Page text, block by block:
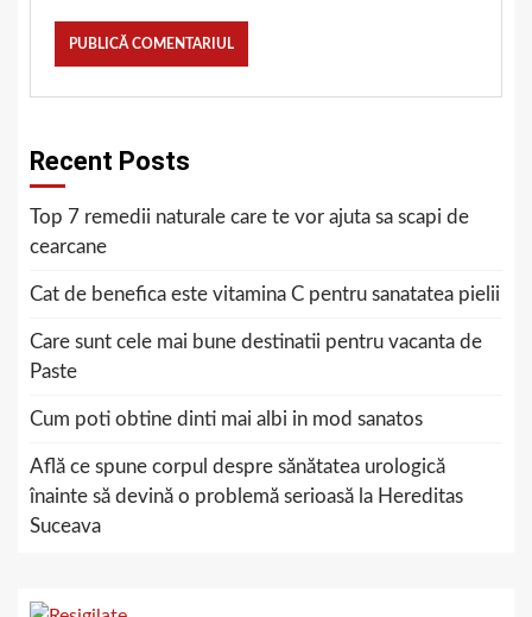
Recent Posts
Top 7 remedii naturale care te vor ajuta sa scapi de
cearcane
Cat de benefica este vitamina C pentru sanatatea pielii
Care sunt cele mai bune destinatii pentru vacanta de
Paste
Cum poti obtine dinti mai albi in mod sanatos
Află ce spune corpul despre sănătatea urologică
înainte să devină o problemă serioasă la Hereditas
Suceava